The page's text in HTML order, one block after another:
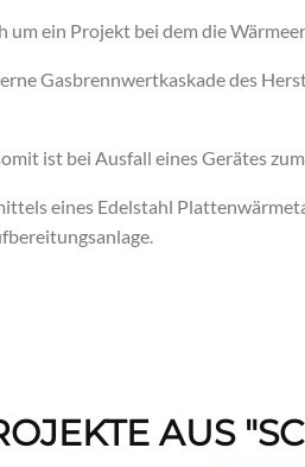
ein Projekt bei dem die
Gasbrennwertkaskade des
ist bei Ausfall eines Gerätes
eines Edelstahl
AUS